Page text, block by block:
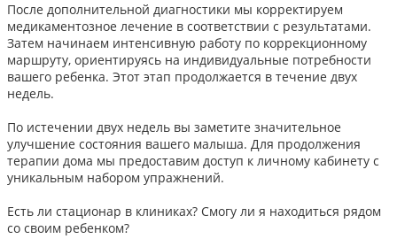
После дополнительной диагностики мы корректируем
медикаментозное лечение в соответствии с результатами.
Затем начинаем интенсивную работу по коррекционному
маршруту, ориентируясь на индивидуальные потребности
вашего ребенка. Этот этап продолжается в течение двух
недель.
По истечении двух недель вы заметите значительное
улучшение состояния вашего малыша. Для продолжения
терапии дома мы предоставим доступ к личному кабинету с
уникальным набором упражнений.
Есть ли стационар в клиниках? Смогу ли я находиться рядом
со своим ребенком?